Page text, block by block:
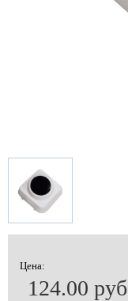
Цена:
124.00 руб